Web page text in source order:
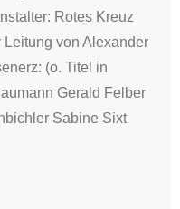
Rotes Kreuz
von Alexander
(o. Titel in
Gerald Felber
Sabine Sixt